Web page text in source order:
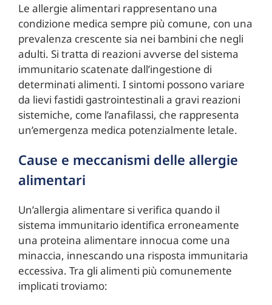
Le allergie alimentari rappresentano una
condizione medica sempre più comune, con una
prevalenza crescente sia nei bambini che negli
adulti. Si tratta di reazioni avverse del sistema
immunitario scatenate dall’ingestione di
determinati alimenti. I sintomi possono variare
da lievi fastidi gastrointestinali a gravi reazioni
sistemiche, come l’anafilassi, che rappresenta
un’emergenza medica potenzialmente letale.
Cause e meccanismi delle allergie
alimentari
Un’allergia alimentare si verifica quando il
sistema immunitario identifica erroneamente
una proteina alimentare innocua come una
minaccia, innescando una risposta immunitaria
eccessiva. Tra gli alimenti più comunemente
implicati troviamo: